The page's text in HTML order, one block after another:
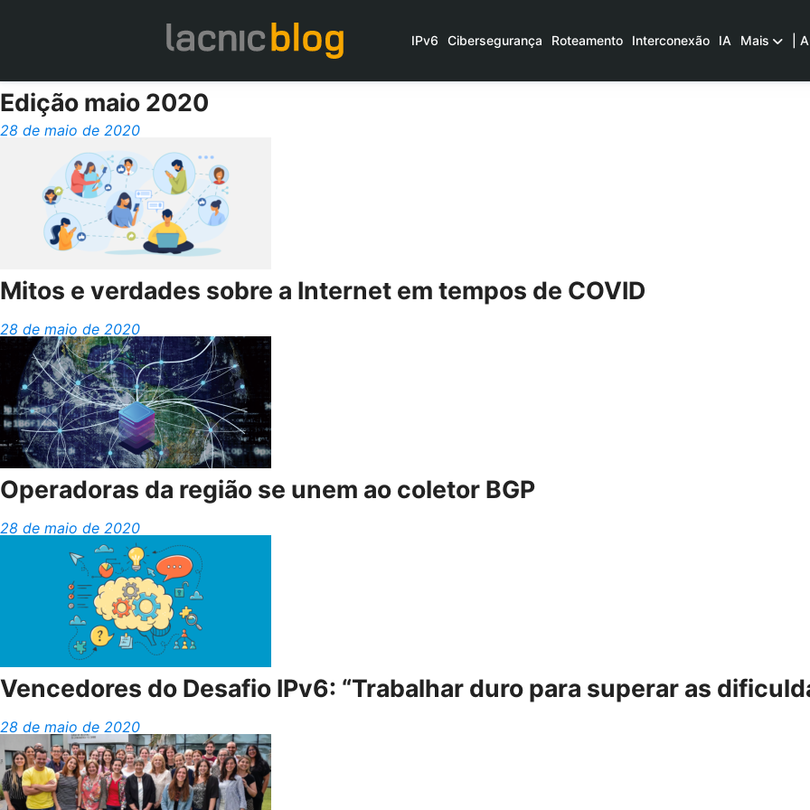
IPv6 Cibersegurança Roteamento Interconexão IA Mais |
Edição maio 2020
28 de maio de 2020
Mitos e verdades sobre a Internet em tempos de COVID
28 de maio de 2020
Operadoras da região se unem ao coletor BGP
28 de maio de 2020
Vencedores do Desafio IPv6: “Trabalhar duro para superar as
28 de maio de 2020